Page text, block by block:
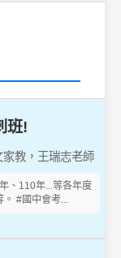
班!
教，王瑞志老師
、110年...等各年度
。 #國中會考...